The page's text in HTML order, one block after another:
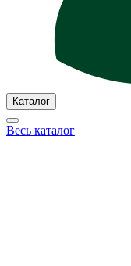
Каталог
Весь каталог